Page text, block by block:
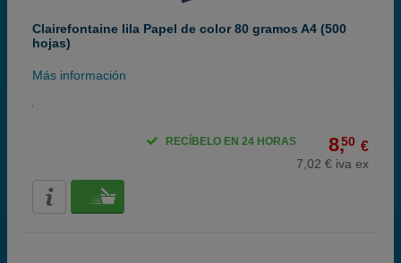
Clairefontaine lila Papel de color 80 gramos A4 (500
hojas)
Más información
8,50 €
7,02 € iva ex
RECÍBELO EN 24 HORAS